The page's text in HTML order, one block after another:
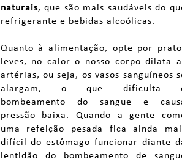
naturais, que são mais saudáveis do
refrigerante e bebidas alcoólicas.
Quanto à alimentação, opte por
leves, no calor o nosso corpo dilata
artérias, ou seja, os vasos sanguíneos
alargam, o que dificulta
bombeamento do sangue e
pressão baixa. Quando a gente
uma refeição pesada fica ainda
difícil do estômago funcionar diante
lentidão do bombeamento de